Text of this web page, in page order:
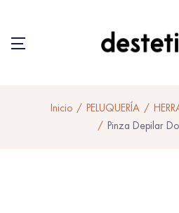
Inicio PELUQUERÍA
Pinza Depilar